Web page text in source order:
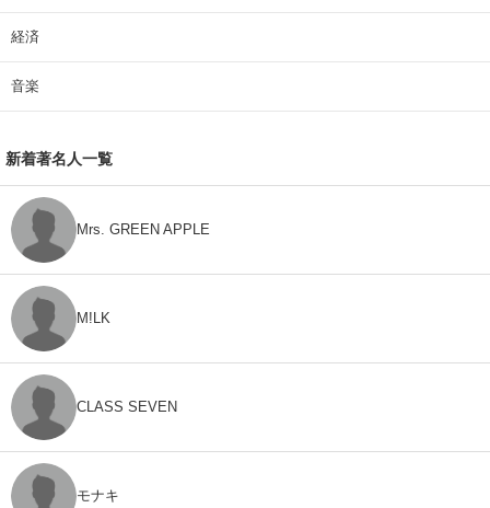
経済
音楽
新着著名人一覧
Mrs. GREEN APPLE
M!LK
CLASS SEVEN
モナキ